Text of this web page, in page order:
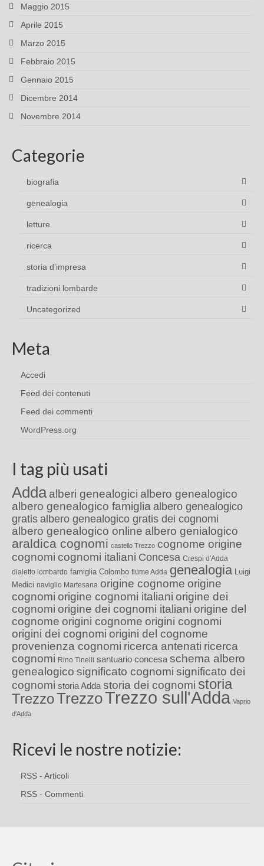
Maggio 2015
Aprile 2015
Marzo 2015
Febbraio 2015
Gennaio 2015
Dicembre 2014
Novembre 2014
Categorie
biografia
genealogia
letture
ricerca
storia d'impresa
tradizioni lombarde
Uncategorized
Meta
Accedi
Feed dei contenuti
Feed dei commenti
WordPress.org
I tag più usati
Adda alberi genealogici albero genealogico
albero genealogico famiglia albero genealogico
gratis albero genealogico gratis dei cognomi
albero genealogico online albero genialogico
araldica cognomi castello Trezzo cognome origine
cognomi cognomi italiani Concesa Crespi d'Adda
dialetto lombardo famiglia Colombo fiume Adda genealogia Luigi
Medici naviglio Martesana origine cognome origine
cognomi origine cognomi italiani origine dei
cognomi origine dei cognomi italiani origine del
cognome origini cognome origini cognomi
origini dei cognomi origini del cognome
provenienza cognomi ricerca antenati ricerca
cognomi Rino Tinelli santuario concesa schema albero
genealogico significato cognomi significato dei
cognomi storia Adda storia dei cognomi storia
TrezzoTrezzoTrezzo sull'Adda Vaprio
d'Adda
Ricevi le nostre notizie:
RSS - Articoli
RSS - Commenti